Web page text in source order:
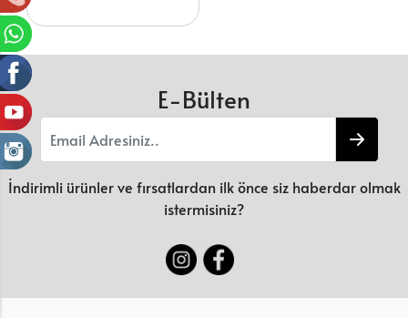
E-Bülten
İndirimli ürünler ve fırsatlardan ilk önce siz haberdar olmak
istermisiniz?